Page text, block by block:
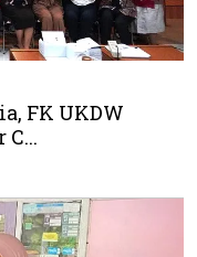
FK UKDW